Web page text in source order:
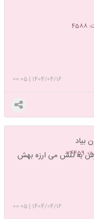
1404/04/16
|
00:05
بیاد
به تنش می ارزه بهش
1404/04/16
|
00:05